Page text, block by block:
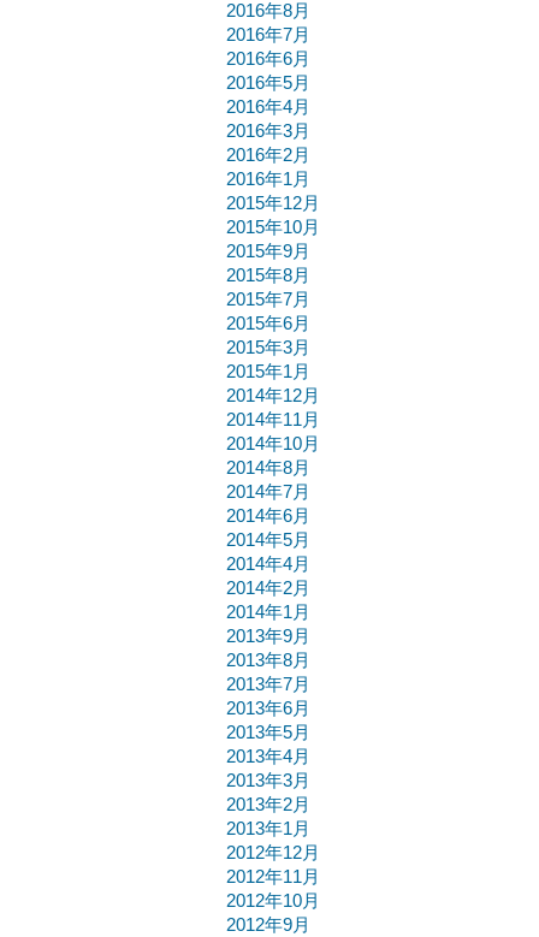
2016年8月
2016年7月
2016年6月
2016年5月
2016年4月
2016年3月
2016年2月
2016年1月
2015年12月
2015年10月
2015年9月
2015年8月
2015年7月
2015年6月
2015年3月
2015年1月
2014年12月
2014年11月
2014年10月
2014年8月
2014年7月
2014年6月
2014年5月
2014年4月
2014年2月
2014年1月
2013年9月
2013年8月
2013年7月
2013年6月
2013年5月
2013年4月
2013年3月
2013年2月
2013年1月
2012年12月
2012年11月
2012年10月
2012年9月